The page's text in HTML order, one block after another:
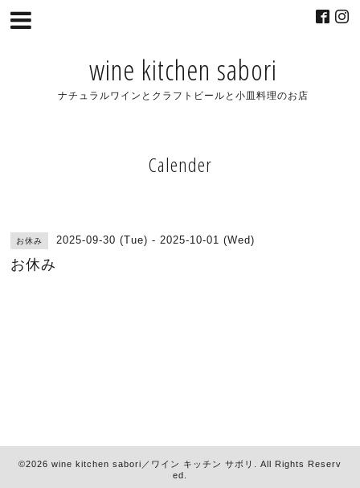
wine kitchen sabori
ナチュラルワインとクラフトビールと小皿料理のお店
Calender
お休み 2025-09-30 (Tue) - 2025-10-01 (Wed)
お休み
©2026 wine kitchen sabori／ワイン キッチン サボリ
. All Rights Reserv
ed.